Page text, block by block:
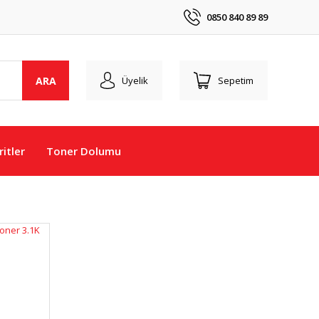
0850 840 89 89
ARA Üyelik Sepetim
Toner Dolumu